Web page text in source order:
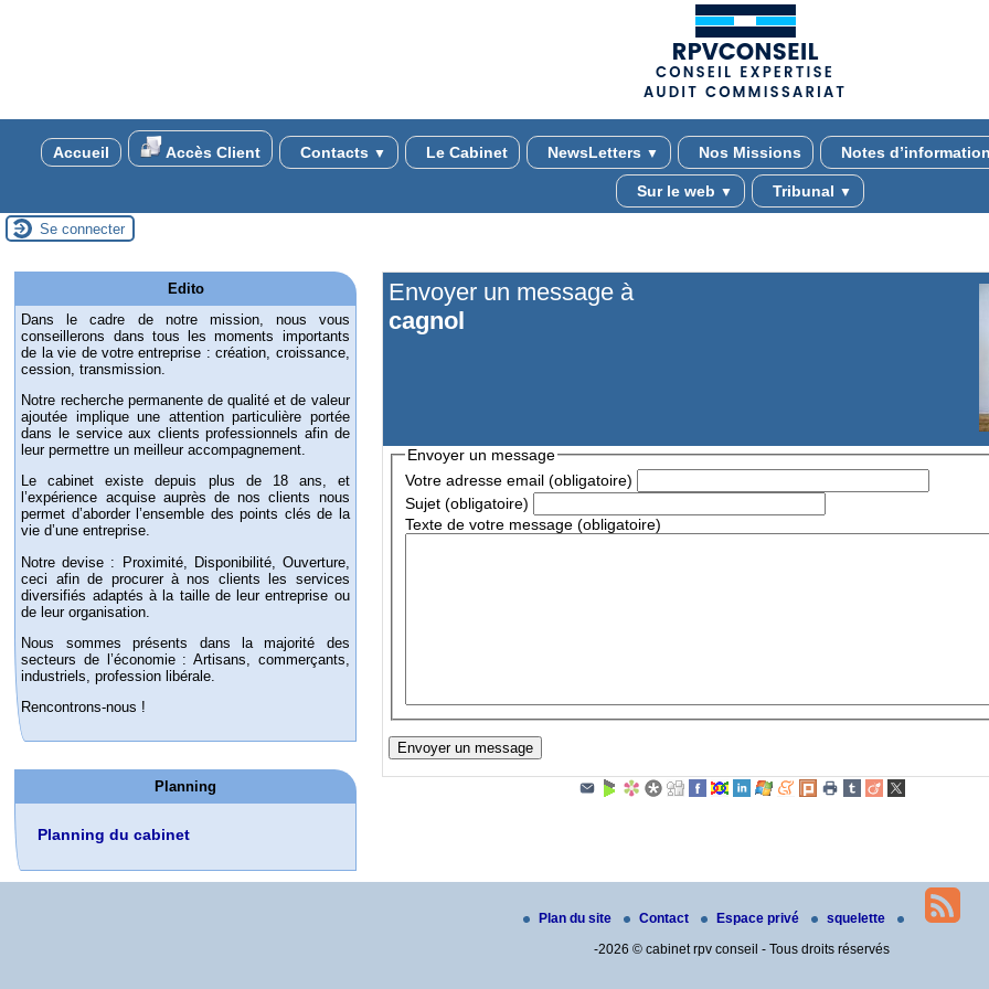
Accueil Accès Client Contacts ▼ Le Cabinet NewsLetters ▼ Nos Missions Notes
Sur le web ▼ Tribunal ▼
Se connecter
Envoyer un message à
cagnol
Envoyer un message
Votre adresse email (obligatoire)
Sujet (obligatoire)
Texte de votre message (obligatoire)
Edito
Dans le cadre de notre mission, nous vous
conseillerons dans tous les moments importants
de la vie de votre entreprise : création, croissance,
cession, transmission.
Notre recherche permanente de qualité et de valeur
ajoutée implique une attention particulière portée
dans le service aux clients professionnels afin de
leur permettre un meilleur accompagnement.
Le cabinet existe depuis plus de 18 ans, et
l’expérience acquise auprès de nos clients nous
permet d’aborder l’ensemble des points clés de la
vie d’une entreprise.
Notre devise : Proximité, Disponibilité, Ouverture,
ceci afin de procurer à nos clients les services
diversifiés adaptés à la taille de leur entreprise ou
de leur organisation.
Nous sommes présents dans la majorité des
secteurs de l’économie : Artisans, commerçants,
industriels, profession libérale.
Rencontrons-nous !
Planning
Planning du cabinet
Plan du site Contact Espace privé
squelette
-2026 © cabinet rpv conseil - Tous droits réservés